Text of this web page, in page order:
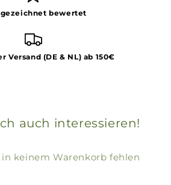
bewertet
Versand (DE & NL) ab 150€
auch interessieren!
keinem Warenkorb fehlen